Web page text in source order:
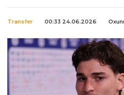
Transfer 00:33 24.06.2026